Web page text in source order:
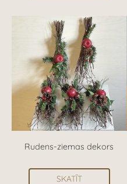
Rudens-ziemas dekors
SKATĪT